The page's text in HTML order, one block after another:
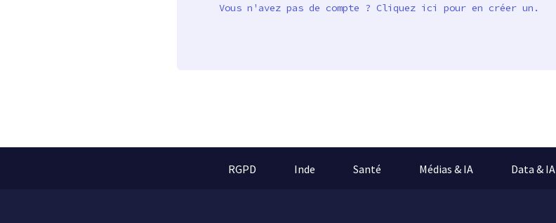
Vous n'avez pas de compte ? Cliquez ici pour en créer un.
RGPD Inde Santé Médias & IA Data & IA